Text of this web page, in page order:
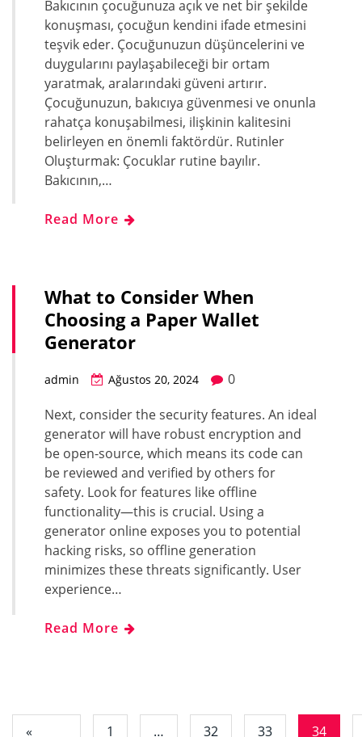
Bakıcının çocuğunuza açık ve net bir şekilde
konuşması, çocuğun kendini ifade etmesini
teşvik eder. Çocuğunuzun düşüncelerini ve
duygularını paylaşabileceği bir ortam
yaratmak, aralarındaki güveni artırır.
Çocuğunuzun, bakıcıya güvenmesi ve onunla
rahatça konuşabilmesi, ilişkinin kalitesini
belirleyen en önemli faktördür. Rutinler
Oluşturmak: Çocuklar rutine bayılır.
Bakıcının,…
Read More
What to Consider When
Choosing a Paper Wallet
Generator
admin Ağustos 20, 2024
0
Next, consider the security features. An ideal
generator will have robust encryption and
be open-source, which means its code can
be reviewed and verified by others for
safety. Look for features like offline
functionality—this is crucial. Using a
generator online exposes you to potential
hacking risks, so offline generation
minimizes these threats significantly. User
experience…
Read More
« 1 … 32 33 34